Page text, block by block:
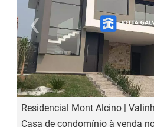
‹
Residencial Mont Alcino |
Casa de condomínio à venda